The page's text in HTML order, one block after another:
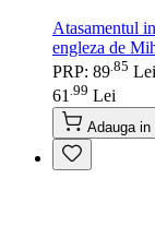
Atasamentul
engleza de
PRP: 89 85 Lei
61 99 Lei
Adauga in